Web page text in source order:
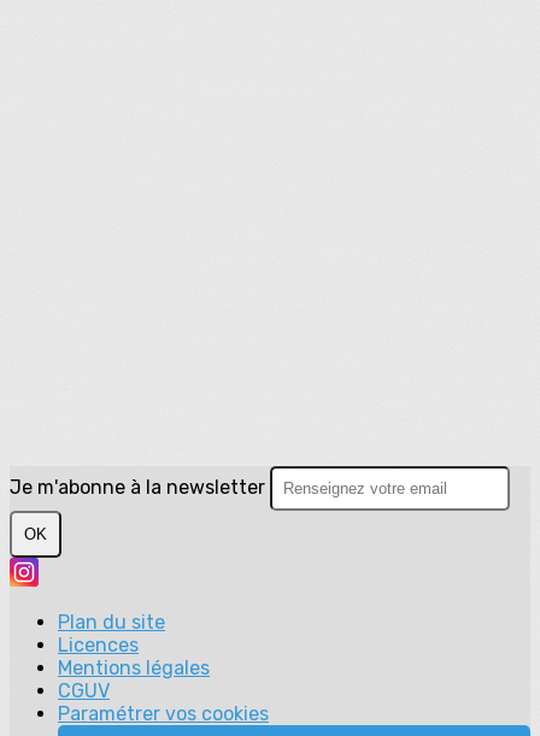
Je m'abonne à la newsletter
OK
Plan du site
Licences
Mentions légales
CGUV
Paramétrer vos cookies